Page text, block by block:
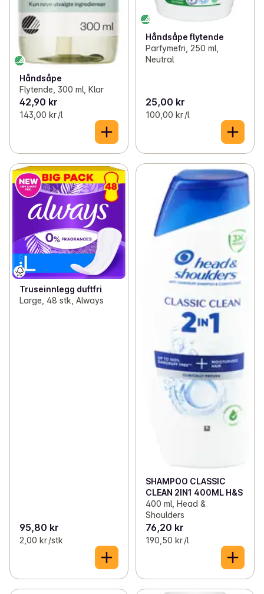
Håndsåpe
Flytende, 300 ml, Klar
42,90 kr
143,00 kr /l
Håndsåpe flytende
Parfymefri, 250 ml,
Neutral
25,00 kr
100,00 kr /l
Truseinnlegg duftfri
Large, 48 stk, Always
95,80 kr
2,00 kr /stk
SHAMPOO CLASSIC
CLEAN 2IN1 400ML H&S
400 ml, Head &
Shoulders
76,20 kr
190,50 kr /l